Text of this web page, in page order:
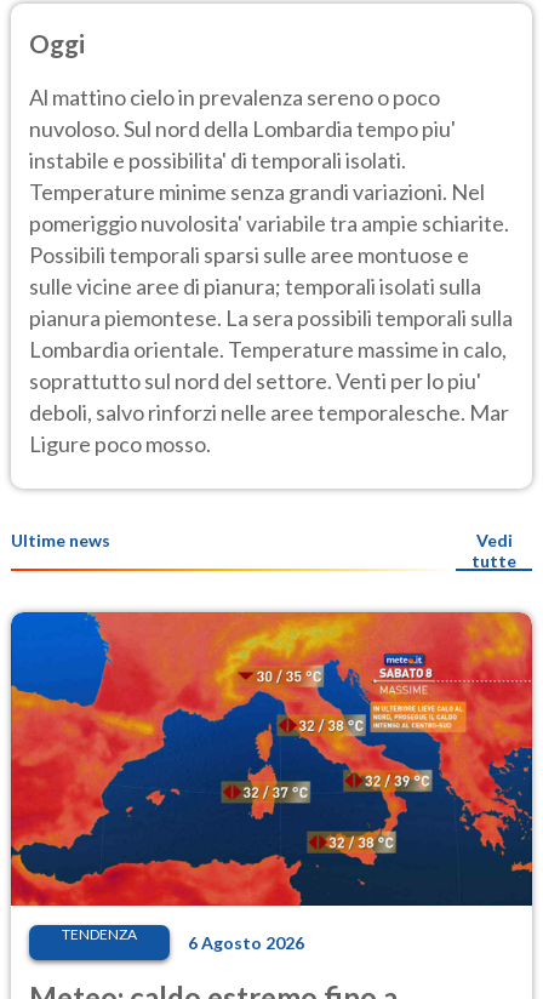
Oggi
Al mattino cielo in prevalenza sereno o poco
nuvoloso. Sul nord della Lombardia tempo piu'
instabile e possibilita' di temporali isolati.
Temperature minime senza grandi variazioni. Nel
pomeriggio nuvolosita' variabile tra ampie schiarite.
Possibili temporali sparsi sulle aree montuose e
sulle vicine aree di pianura; temporali isolati sulla
pianura piemontese. La sera possibili temporali sulla
Lombardia orientale. Temperature massime in calo,
soprattutto sul nord del settore. Venti per lo piu'
deboli, salvo rinforzi nelle aree temporalesche. Mar
Ligure poco mosso.
Ultime news
Vedi
tutte
TENDENZA 6 Agosto 2026